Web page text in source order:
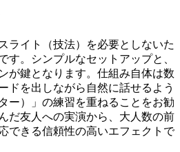
ライト（技法）を必要としないた
す。シンプルなセットアップと、
が鍵となります。仕組み自体は数
ドを出しながら自然に話せるよう
ー）」の練習を重ねることをお勧
だ友人への実演から、大人数の前
できる信頼性の高いエフェクトで